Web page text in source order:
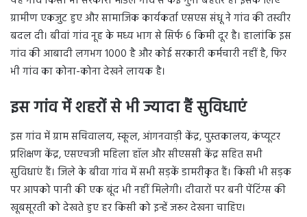
ग्रामीण एकजुट हुए और सामाजिक कार्यकर्ता एसएस संधू ने गांव की तस्वीर
बदल दी। बीवां गांव नूह के मध्य भाग से सिर्फ 6 किमी दूर है। हालांकि इस
गांव की आबादी लगभग 1000 है और कोई सरकारी कर्मचारी नहीं है, फिर
भी गांव का कोना-कोना देखने लायक है।
इस गांव में शहरों से भी ज्यादा हैं सुविधाएं
इस गांव में ग्राम सचिवालय, स्कूल, आंगनवाड़ी केंद्र, पुस्तकालय, कंप्यूटर
प्रशिक्षण केंद्र, एसएचजी महिला हॉल और सीएससी केंद्र सहित सभी
सुविधाएं हैं। जिले के बीवा गांव में सभी सड़कें डामरीकृत हैं। किसी भी सड़क
पर आपको पानी की एक बूंद भी नहीं मिलेगी। दीवारों पर बनी पेंटिंग्स की
खूबसूरती को देखते हुए हर किसी को इन्हें जरूर देखना चाहिए।